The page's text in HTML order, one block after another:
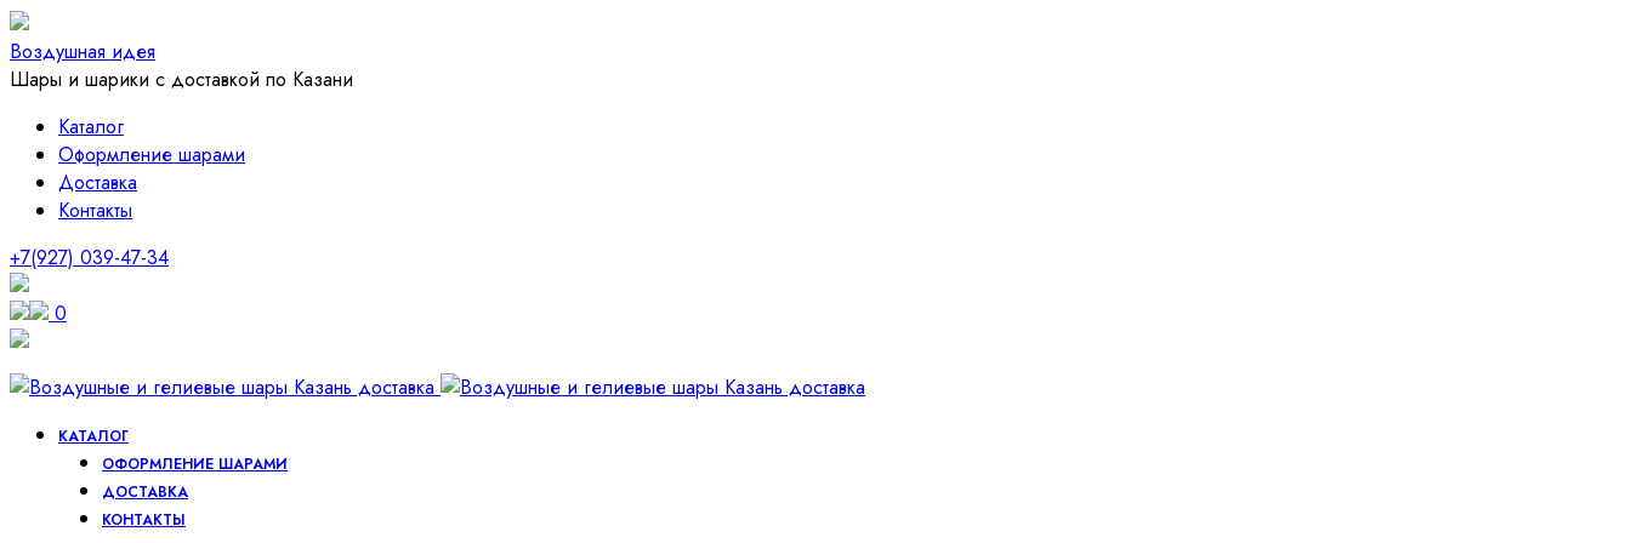
Воздушная идея
Шары и шарики с доставкой по Казани
Каталог
Оформление шарами
Доставка
Контакты
+7(927) 039-47-34
0
КАТАЛОГ
ОФОРМЛЕНИЕ ШАРАМИ
ДОСТАВКА
КОНТАКТЫ